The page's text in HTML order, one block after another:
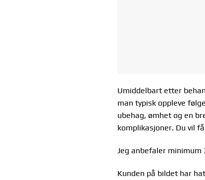
Umiddelbart etter
man typisk oppleve
ubehag, ømhet og en
komplikasjoner. Du vil
Jeg anbefaler minimum
Kunden på bildet har